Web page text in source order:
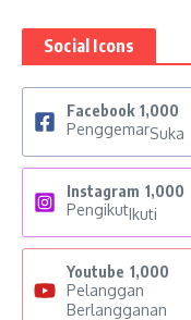
Social Icons
Facebook 1,000
PenggemarSuka
Instagram 1,000
PengikutIkuti
Youtube 1,000
Pelanggan
Berlangganan